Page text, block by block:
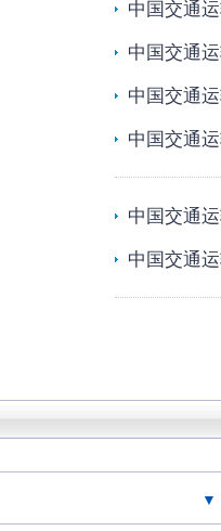
中国交通
中国交通
中国交通
中国交通
中国交通
中国交通